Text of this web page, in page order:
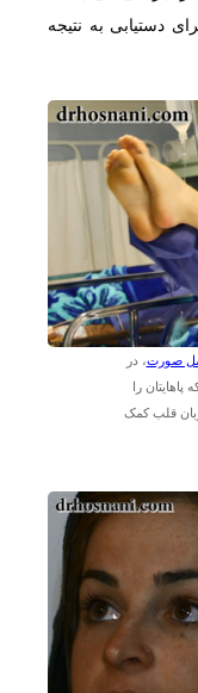
دستیابی به نتیجه
صورت، در
را
قلب کمک